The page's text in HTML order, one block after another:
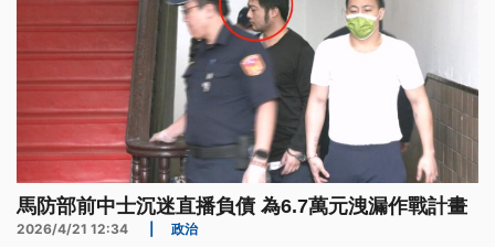
馬防部前中士沉迷直播負債 為6.7萬元洩漏作戰計畫
2026/4/21 12:34 政治